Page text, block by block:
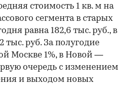
стоимость 1 кв. м на
сегмента в старых
равна 182,6 тыс. руб., в
руб. За полугодие
Москве 1%, в Новой —
очередь с изменением
и выходом новых